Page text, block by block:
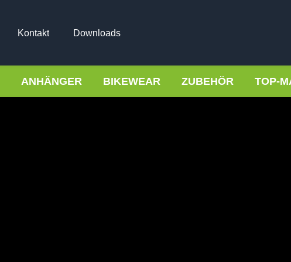
Kontakt Downloads
ANHÄNGER BIKEWEAR ZUBEHÖR TOP-